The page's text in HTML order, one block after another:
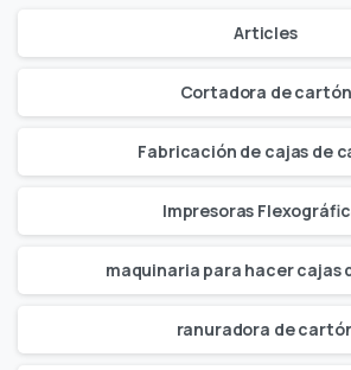
Articles
Cortadora de cartón
Fabricación de cajas de
Impresoras
maquinaria para hacer cajas
ranuradora de